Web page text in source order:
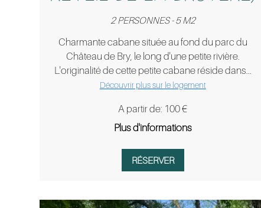
2 PERSONNES - 5 M2
Charmante cabane située au fond du parc du
Château de Bry, le long d'une petite rivière.
L'originalité de cette petite cabane réside dans...
Découvrir plus sur le logement
A partir de: 100 €
Plus d'informations
RÉSERVER